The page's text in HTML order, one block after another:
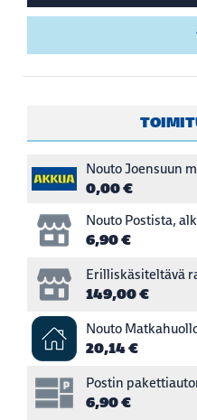
Nouto Joensuun
0,00 €
Nouto Postista,
6,90 €
Erilliskäsiteltävä
149,00 €
Nouto
20,14 €
Postin
6,90 €